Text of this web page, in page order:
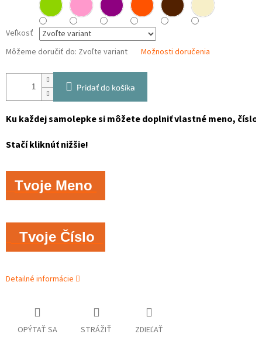
Veľkosť
Môžeme doručiť do: Zvoľte variant Možnosti doručenia
Pridať do košíka
Ku každej samolepke si môžete doplniť vlastné meno,
Stačí kliknúť nižšie!
Tvoje Meno
Tvoje Číslo
Detailné informácie
OPÝTAŤ SA STRÁŽIŤ ZDIEĽAŤ